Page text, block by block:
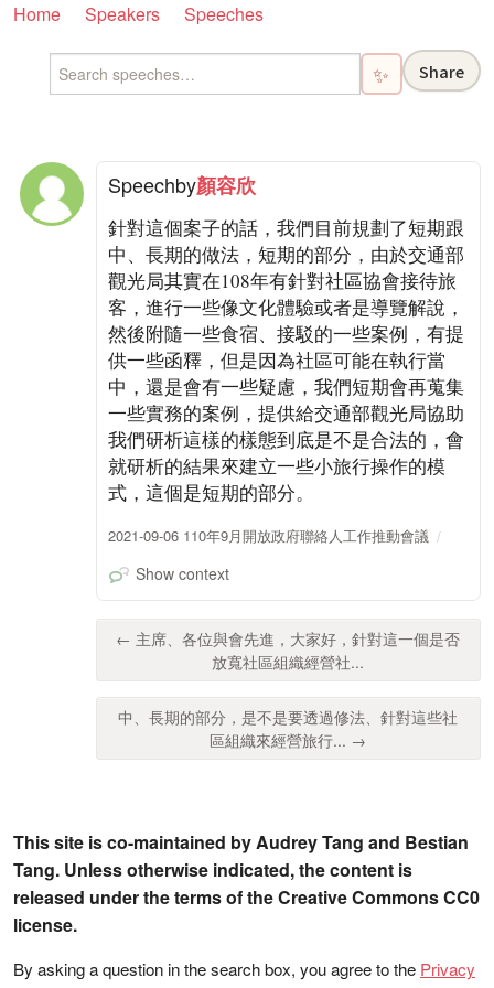
Home Speakers Speeches
✨ Share
Speechby顏容欣
針對這個案子的話，我們目前規劃了短期跟
中、長期的做法，短期的部分，由於交通部
觀光局其實在108年有針對社區協會接待旅
客，進行一些像文化體驗或者是導覽解說，
然後附隨一些食宿、接駁的一些案例，有提
供一些函釋，但是因為社區可能在執行當
中，還是會有一些疑慮，我們短期會再蒐集
一些實務的案例，提供給交通部觀光局協助
我們研析這樣的樣態到底是不是合法的，會
就研析的結果來建立一些小旅行操作的模
式，這個是短期的部分。
2021-09-06 110年9月開放政府聯絡人工作推動會議
Show context
← 主席、各位與會先進，大家好，針對這一個是否
放寬社區組織經營社...
中、長期的部分，是不是要透過修法、針對這些社
區組織來經營旅行... →
This site is co-maintained by Audrey Tang and Bestian
Tang. Unless otherwise indicated, the content is
released under the terms of the Creative Commons CC0
license.
By asking a question in the search box, you agree to the Privacy